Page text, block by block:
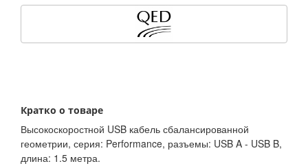
Кратко о товаре
Высокоскоростной USB кабель сбалансированной
геометрии, серия: Performance, разъемы: USB A - USB B,
длина: 1.5 метра.